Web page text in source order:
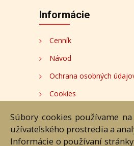
Informácie
Cenník
Návod
Ochrana osobných
Cookies
Nastavenia cookies
Súbory cookies používame
užívateľského prostredia a
Informácie o používaní